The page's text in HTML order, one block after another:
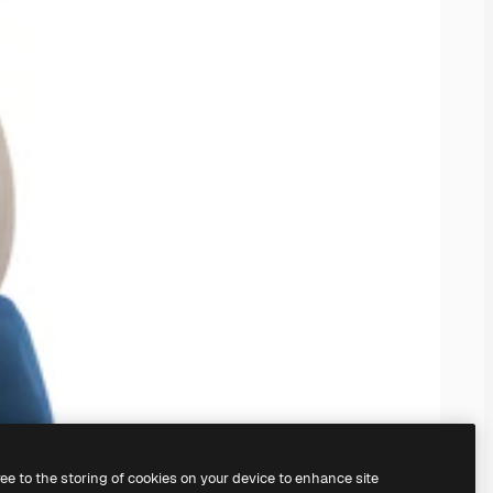
to the storing of cookies on your device to enhance site